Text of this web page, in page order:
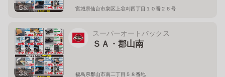
5枚 宮城県仙台市泉区上谷刈四丁目１０番２６号
3枚
スーパーオートバックス
ＳＡ・郡山南
福島県郡山市南二丁目５８番地